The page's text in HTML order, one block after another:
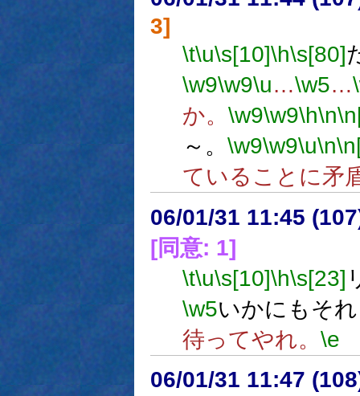
3]
\t\u\s[10]\h\s[80]
\w9\w9\u…\w5…
か。 \w9\w9\h\n
～。 \w9\w9\u\n
ていることに矛
06/01/31 11:45
[同意: 1]
\t\u\s[10]\h\s[23]
\w5いかにもそ
待ってやれ。 \e
06/01/31 11:47